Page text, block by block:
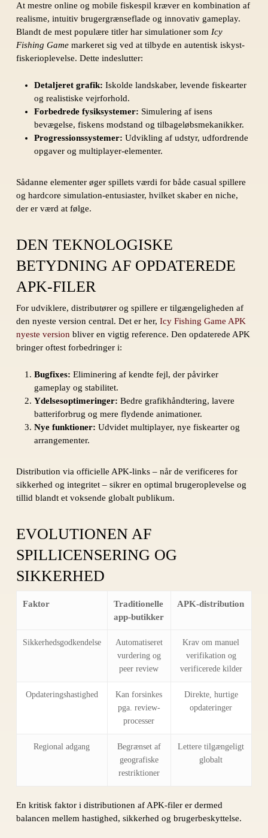
At mestre online og mobile fiskespil kræver en kombination af
realisme, intuitiv brugergrænseflade og innovativ gameplay.
Blandt de mest populære titler har simulationer som Icy
Fishing Gamemarkeret sig ved at tilbyde en autentisk iskyst-
fiskerioplevelse. Dette indeslutter:
Detaljeret grafik: Iskolde landskaber, levende fiskearter
og realistiske vejrforhold.
Forbedrede fysiksystemer: Simulering af isens
bevægelse, fiskens modstand og tilbageløbsmekanikker.
Progressionssystemer: Udvikling af udstyr, udfordrende
opgaver og multiplayer-elementer.
Sådanne elementer øger spillets værdi for både casual spillere
og hardcore simulation-entusiaster, hvilket skaber en niche,
der er værd at følge.
DEN TEKNOLOGISKE
BETYDNING AF OPDATEREDE
APK-FILER
For udviklere, distributører og spillere er tilgængeligheden af
den nyeste version central. Det er her, Icy Fishing Game APK
nyeste version bliver en vigtig reference. Den opdaterede APK
bringer oftest forbedringer i:
Bugfixes: Eliminering af kendte fejl, der påvirker
gameplay og stabilitet.
Ydelsesoptimeringer: Bedre grafikhåndtering, lavere
batteriforbrug og mere flydende animationer.
Nye funktioner: Udvidet multiplayer, nye fiskearter og
arrangementer.
Distribution via officielle APK-links – når de verificeres for
sikkerhed og integritet – sikrer en optimal brugeroplevelse og
tillid blandt et voksende globalt publikum.
EVOLUTIONEN AF
SPILLICENSERING OG
SIKKERHED
Faktor
Traditionelle
app-butikker
APK-distribution
Sikkerhedsgodkendelse
Automatiseret
vurdering og
peer review
Krav om manuel
verifikation og
verificerede kilder
Opdateringshastighed
Kan forsinkes
pga. review-
processer
Direkte, hurtige
opdateringer
Regional adgang
Begrænset af
geografiske
restriktioner
Lettere tilgængeligt
globalt
En kritisk faktor i distributionen af APK-filer er dermed
balancen mellem hastighed, sikkerhed og brugerbeskyttelse.